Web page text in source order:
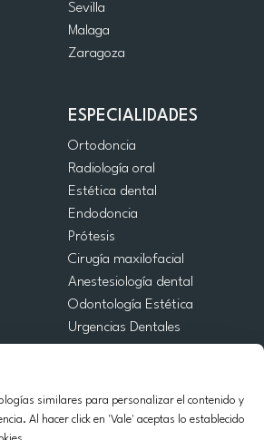
similares para personalizar el contenido y
Al hacer click en 'Vale' aceptas lo establecido
Sevilla
Malaga
Zaragoza
ESPECIALIDADES
Ortodoncia
Radiología oral
Estética dental
Endodoncia
Prótesis
Cirugía maxilofacial
Anestesiología dental
Odontología Estética
Urgencias Dentales
Cirugía Oral
Implantología dental